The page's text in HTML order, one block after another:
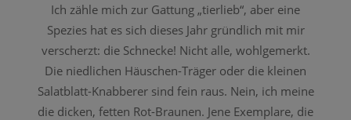
Ich zähle mich zur Gattung „tierlieb“, aber eine
Spezies hat es sich dieses Jahr gründlich mit mir
verscherzt: die Schnecke! Nicht alle, wohlgemerkt.
Die niedlichen Häuschen-Träger oder die kleinen
Salatblatt-Knabberer sind fein raus. Nein, ich meine
die dicken, fetten Rot-Braunen. Jene Exemplare, die